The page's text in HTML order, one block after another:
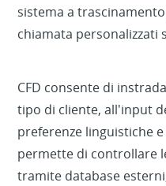
sistema a
chiamata personalizzati
CFD consente di
tipo di cliente, all'input
preferenze linguistiche
permette di controllare
tramite database